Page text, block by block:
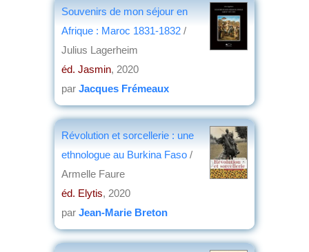
Souvenirs de mon séjour en
Afrique : Maroc 1831-1832 /
Julius Lagerheim
éd. Jasmin, 2020
par Jacques Frémeaux
Révolution et sorcellerie : une
ethnologue au Burkina Faso /
Armelle Faure
éd. Elytis, 2020
par Jean-Marie Breton